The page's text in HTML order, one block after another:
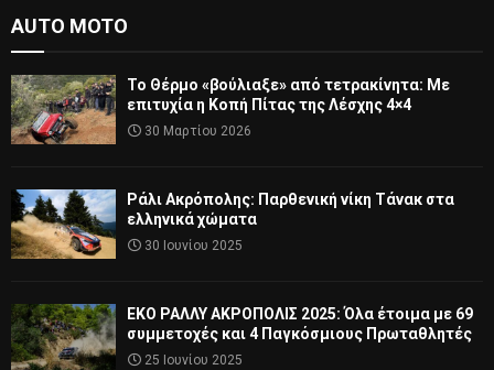
AUTO MOTO
Το Θέρμο «βούλιαξε» από τετρακίνητα: Με
επιτυχία η Κοπή Πίτας της Λέσχης 4×4
30 Μαρτίου 2026
Ράλι Ακρόπολης: Παρθενική νίκη Τάνακ στα
ελληνικά χώματα
30 Ιουνίου 2025
ΕΚΟ ΡΑΛΛΥ ΑΚΡΟΠΟΛΙΣ 2025: Όλα έτοιμα με 69
συμμετοχές και 4 Παγκόσμιους Πρωταθλητές
25 Ιουνίου 2025